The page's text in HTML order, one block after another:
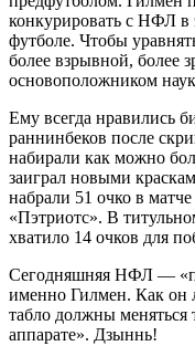
конкурировать с НФЛ
футболе. Чтобы
более взрывной, более
основоположником
Ему всегда нравились
раннинбеков после
набирали как можно
заиграл новыми
набрали 51 очко в
«Пэтриотс». В
хватило 14 очков для
Сегодняшняя НФЛ —
именно Гилмен. Как он
табло должны меняться
аппарате». Дзыннь!